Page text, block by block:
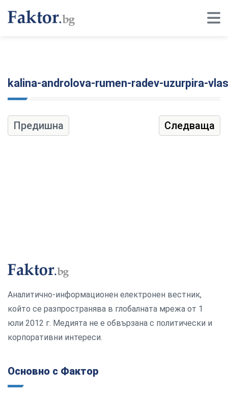
kalina-androlova-rumen-radev-uzurpira-
Предишна Следваща
Аналитично-информационен електронен вестник,
който се разпространява в глобалната мрежа от 1
юли 2012 г. Медията не е обвързана с политически и
корпоративни интереси.
Основно с Фактор